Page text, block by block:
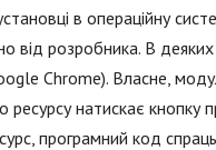
в операційну
розробника. В деяких
Chrome). Власне,
ресурсу натискає кнопку
програмний код